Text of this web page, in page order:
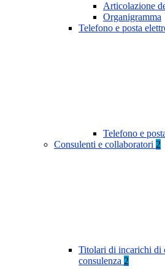
Articolazione
Organigramma
Telefono e posta
Telefono e
Consulenti e collaboratori 2
Titolari di incarichi di
consulenza 2